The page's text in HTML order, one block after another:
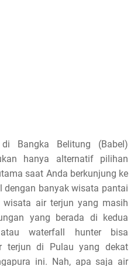
Bangka Belitung (Babel)
hanya alternatif pilihan
saat Anda berkunjung ke
dengan banyak wisata pantai
wisata air terjun yang masih
yang berada di kedua
waterfall hunter bisa
terjun di Pulau yang dekat
ini. Nah, apa saja air